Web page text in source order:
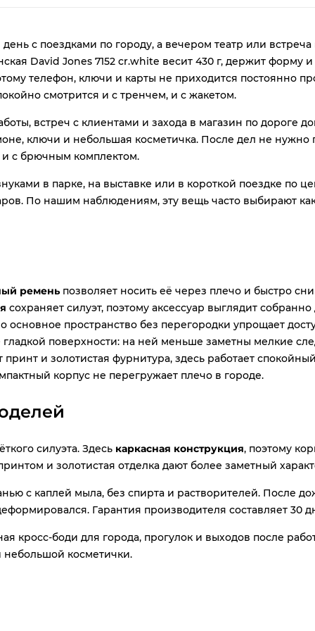
с поездками по городу, а вечером театр или
David Jones 7152 cr.white весит 430 г, держит
телефон, ключи и карты не приходится постоянно
смотрится и с тренчем, и с жакетом.
встреч с клиентами и захода в магазин по дороге
ключи и небольшая косметичка. После дел не нужно
и с брючным комплектом.
в парке, на выставке или в короткой поездке по
По нашим наблюдениям, эту вещь часто выбирают
ременьпозволяет носить её через плечо и быстро
сохраняет силуэт, поэтому аксессуар выглядит
пространство без перегородки упрощает
поверхности: на ней меньше заметны мелкие
и золотистая фурнитура, здесь работает
корпус не перегружает плечо в городе.
силуэта. Здесь каркасная конструкция, поэтому
и золотистая отделка дают более заметный
с каплей мыла, без спирта и растворителей. После
Гарантия производителя составляет 30
кросс-боди для города, прогулок и выходов после
небольшой косметички.
в 2 недели